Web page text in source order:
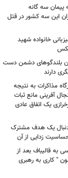
سه گانه
این سه کشور در قتل
خانواده شهید
بلندگوهای دشمن دست
دارند
مذاکرات به نتیجه
آفرینی مانع ثبات
یک اتفاق عادی
دنبال یک هدف مشترک
زدایی از آن
به قالیباف بعد از
" کاری به رهبری